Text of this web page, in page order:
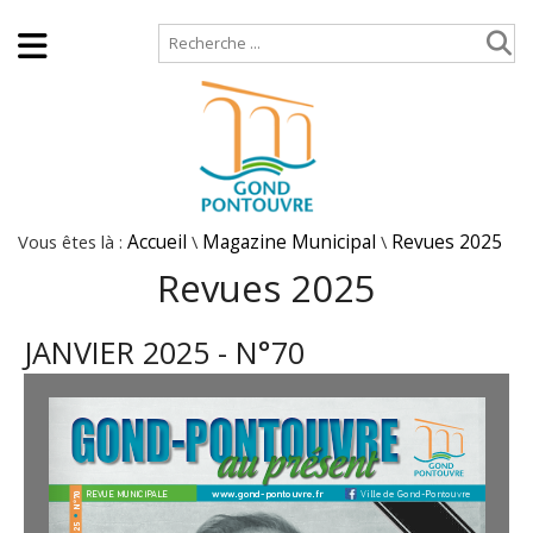
Vous êtes là : Accueil \ Magazine Municipal \ Revues 2025
Revues 2025
JANVIER 2025 - N°70